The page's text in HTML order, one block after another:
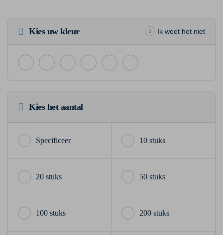
Kies uw kleur Ik weet het niet
Kies het aantal
10 stuks
20 stuks 50 stuks
100 stuks 200 stuks